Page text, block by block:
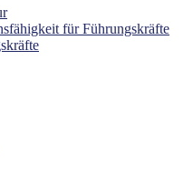
für Führungskräfte